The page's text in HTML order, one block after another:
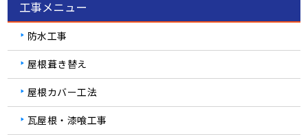
工事メニュー
防水工事
屋根葺き替え
屋根カバー工法
瓦屋根・漆喰工事